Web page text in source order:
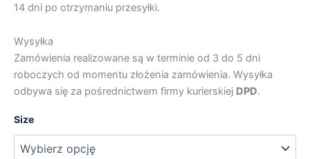
14 dni po otrzymaniu przesyłki.
Wysyłka
Zamówienia realizowane są w terminie od 3 do 5 dni
roboczych od momentu złożenia zamówienia. Wysyłka
odbywa się za pośrednictwem firmy kurierskiej DPD.
Size